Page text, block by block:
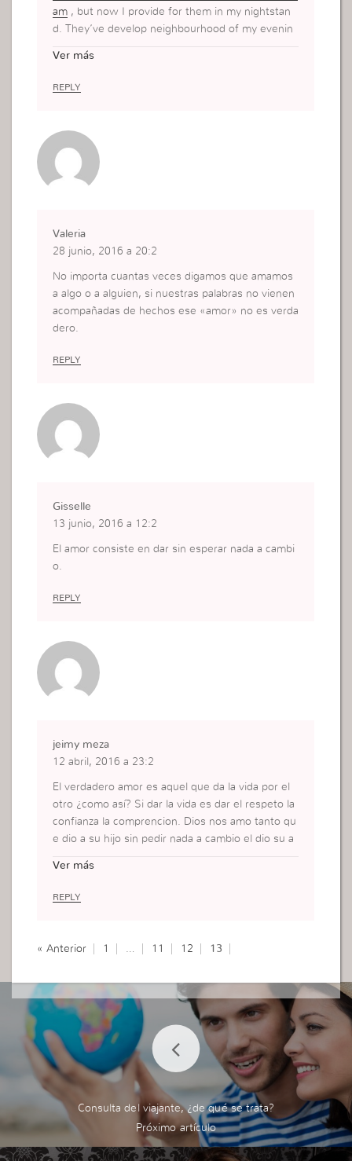
am , but now I provide for them in my nightstan
d. They’ve develop neighbourhood of my evenin
ried. If your perception runs a mile a minute at ni
ght or you’re honest maddening to relax after far
m, these are undoubtedly significance checking o
ut.
Ver más
REPLY
Valeria
28 junio, 2016 a 20:2
No importa cuantas veces digamos que amamos
a algo o a alguien, si nuestras palabras no vienen
acompañadas de hechos ese «amor» no es verda
dero.
REPLY
Gisselle
13 junio, 2016 a 12:2
El amor consiste en dar sin esperar nada a cambi
o.
REPLY
jeimy meza
12 abril, 2016 a 23:2
El verdadero amor es aquel que da la vida por el
otro ¿como así? Si dar la vida es dar el respeto la
confianza la comprencion. Dios nos amo tanto qu
e dio a su hijo sin pedir nada a cambio el dio su a
ma de verdad se preocupa en hacer feliz a la otra
Ver más
REPLY
« Anterior 1 … 11 12 13
Consulta del viajante, ¿de qué se trata?